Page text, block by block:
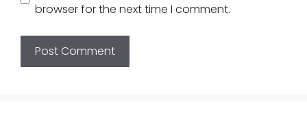
browser for the next time I comment.